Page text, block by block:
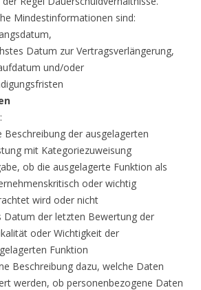
Mindestinformationen sind:
Datum zur Vertragsverlängerung,
und/oder
Beschreibung der ausgelagerten
mit Kategoriezuweisung
ob die ausgelagerte Funktion als
oder wichtig
wird oder nicht
Datum der letzten Bewertung der
oder Wichtigkeit der
Funktion
Beschreibung dazu, welche Daten
werden, ob personenbezogene Daten